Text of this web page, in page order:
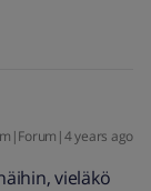
years ago
vieläkö